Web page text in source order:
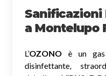
Sanificazioni
a Montelupo
L’OZONO è un
disinfettante,